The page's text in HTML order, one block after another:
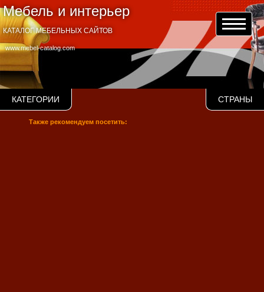
Мебель и интерьер
www.mebel-catalog.com
КАТАЛОГ МЕБЕЛЬНЫХ САЙТОВ
КАТЕГОРИИ СТРАНЫ
Также рекомендуем посетить: